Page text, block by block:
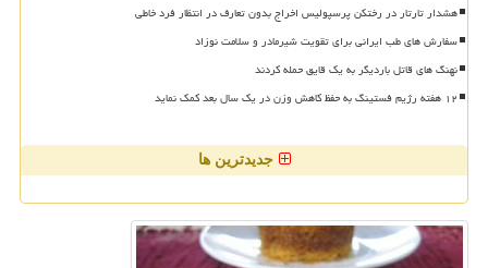
هشدار تارتار در رختکن پرسپولیس اخراج بدون تعارف در انتظار فرد خاطی
سفارش های طب ایرانی برای تقویت شیرمادر و سلامت نوزاد
نهنگ های قاتل باردیگر به یک قایق حمله کردند
۱۲ هفته رژیم فستینگ به حفظ کاهش وزن در یک سال بعد کمک نماید
جدیدترین ها